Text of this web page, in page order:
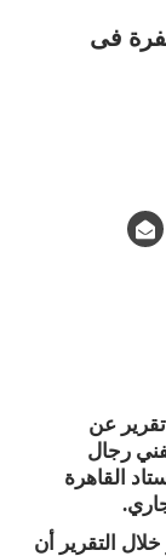
فى
عن
رجال
القاهرة
التقرير أن